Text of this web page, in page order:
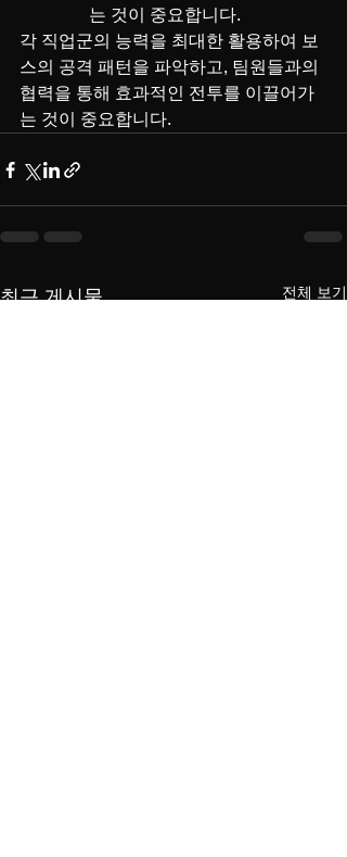
는 것이 중요합니다.
각 직업군의 능력을 최대한 활용하여 보
스의 공격 패턴을 파악하고, 팀원들과의
협력을 통해 효과적인 전투를 이끌어가
는 것이 중요합니다.
최근 게시물 전체 보기